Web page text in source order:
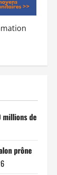
millions de
prône